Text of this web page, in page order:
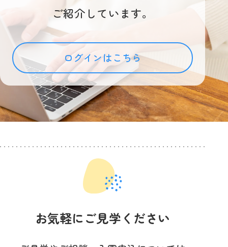
ご紹介しています。
ログインはこちら
お気軽にご見学ください